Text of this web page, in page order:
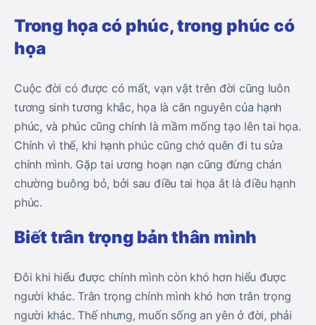
Trong họa có phúc, trong phúc có
họa
Cuộc đời có được có mất, vạn vật trên đời cũng luôn
tương sinh tương khắc, họa là căn nguyên của hạnh
phúc, và phúc cũng chính là mầm mống tạo lên tai họa.
Chính vì thế, khi hạnh phúc cũng chớ quên đi tu sửa
chính mình. Gặp tai ương hoạn nạn cũng đừng chán
chường buông bỏ, bởi sau điều tai họa ắt là điều hạnh
phúc.
Biết trân trọng bản thân mình
Đôi khi hiểu được chính mình còn khó hơn hiểu được
người khác. Trân trọng chính mình khó hơn trân trọng
người khác. Thế nhưng, muốn sống an yên ở đời, phải